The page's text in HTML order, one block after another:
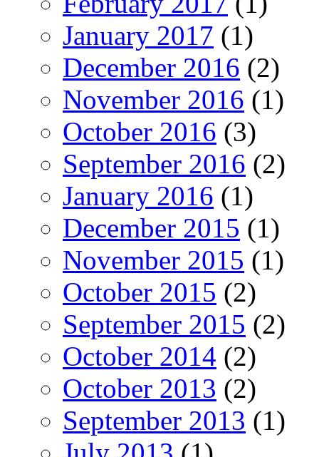
January 2017 (1)
December 2016 (2)
November 2016 (1)
October 2016 (3)
September 2016 (2)
January 2016 (1)
December 2015 (1)
November 2015 (1)
October 2015 (2)
September 2015 (2)
October 2014 (2)
October 2013 (2)
September 2013 (1)